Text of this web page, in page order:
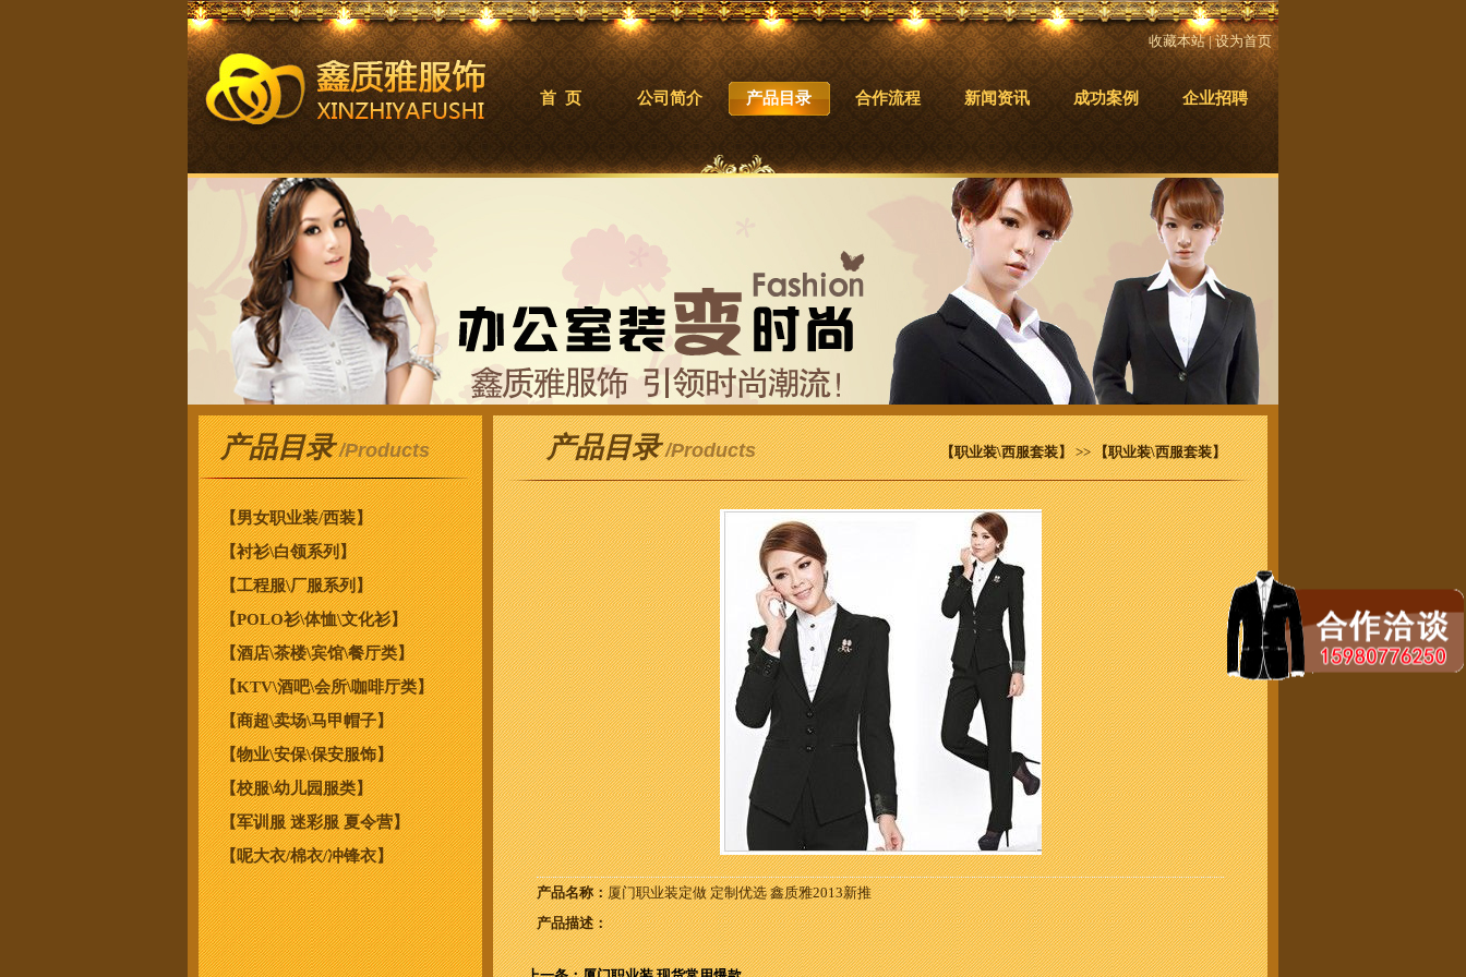
收藏本站|设为首页
首 页 公司简介 产品目录 合作流程 新闻资讯 成功案例 企业招聘
产品目录 /Products
【男女职业装/西装】
【衬衫\白领系列】
【工程服\厂服系列】
【POLO衫\体恤\文化衫】
【酒店\茶楼\宾馆\餐厅类】
【KTV\酒吧\会所\咖啡厅类】
【商超\卖场\马甲帽子】
【物业\安保\保安服饰】
【校服\幼儿园服类】
【军训服 迷彩服 夏令营】
【呢大衣/棉衣/冲锋衣】
产品目录 /Products 【职业装\西服套装】>>【职业装\西服套装】
产品名称：厦门职业装定做 定制优选 鑫质雅2013新推
产品描述：